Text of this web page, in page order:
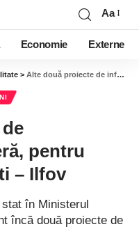
Aa
Economie Externe
> Alte două proiecte de infrastructură rutieră, pentru Regiunea Bucureşti – Ilfov
pentru
– Ilfov
în Ministerul
încă două proiecte de